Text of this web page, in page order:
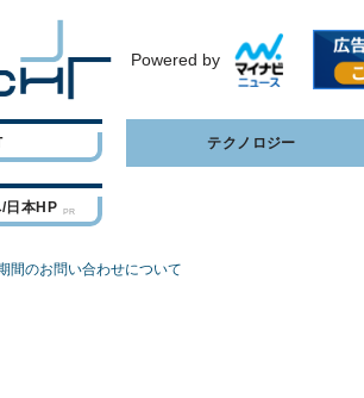
Powered by
テクノロジー
日本HP
間のお問い合わせについて